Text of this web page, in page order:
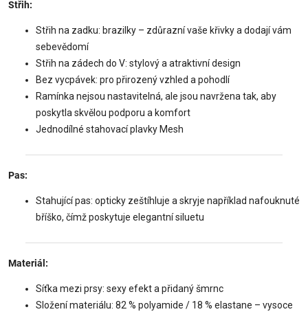
Střih:
Střih na zadku: brazilky – zdůrazní vaše křivky a dodají vám
sebevědomí
Střih na zádech do V: stylový a atraktivní design
Bez vycpávek: pro přirozený vzhled a pohodlí
Ramínka nejsou nastavitelná, ale jsou navržena tak, aby
poskytla skvělou podporu a komfort
Jednodílné stahovací plavky Mesh
Pas:
Stahující pas: opticky zeštíhluje a skryje například nafouknuté
bříško, čímž poskytuje elegantní siluetu
Materiál:
Síťka mezi prsy: sexy efekt a přidaný šmrnc
Složení materiálu: 82 % polyamide / 18 % elastane – vysoce